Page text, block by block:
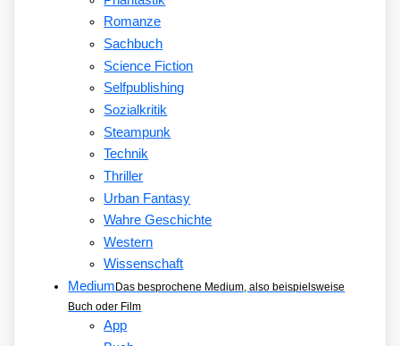
Romanze
Sachbuch
Science Fiction
Selfpublishing
Sozialkritik
Steampunk
Technik
Thriller
Urban Fantasy
Wahre Geschichte
Western
Wissenschaft
Medium Das besprochene Medium, also beispielsweise
Buch oder Film
App